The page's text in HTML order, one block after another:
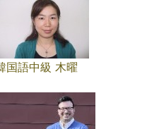
国語中級 木曜